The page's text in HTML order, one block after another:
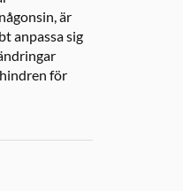
är
anpassa sig
för